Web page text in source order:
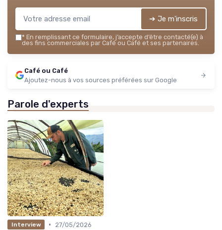
➔ Je m'inscris
* En remplissant ce formulaire, j’accepte d’être contacté(e) à
des fins commerciales par Café ou Café et ses partenaires.
Café ou Café
Ajoutez-nous à vos sources préférées sur Google
Parole d'experts
Interview •
27/05/2026